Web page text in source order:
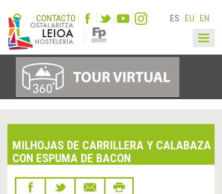
CONTACTO ES EU EN
MILHOJAS DE CARRILLERA Y CALABAZA
CON ESPUMA DE BACON